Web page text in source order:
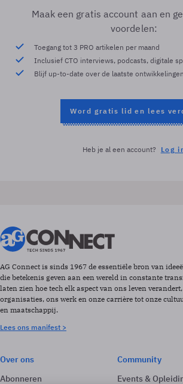
Maak een gratis account aan en
voordelen:
Toegang tot 3 PRO artikelen per maand
Inclusief CTO interviews, podcasts, digitale
Blijf up-to-date over de laatste
Word gratis lid en lees
Heb je al een account? Log
AG Connect is sinds 1967 de essentiële bron van
die betekenis geven aan een wereld in constante
laten zien hoe tech elk aspect van ons leven
organisaties, ons werk en onze carrière tot onze
en maatschappij.
Lees ons manifest >
Over ons
Abonneren
Community
Events &